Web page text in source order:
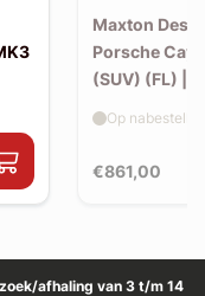
Maxton
Porsche
(SUV) (FL) |
€861,00
Op
afhaling van 3 t/m 14